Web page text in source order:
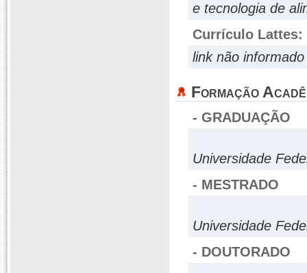
e tecnologia de
Currículo Lattes:
link não informado
Formação
- GRADUAÇÃO
Universidade
- MESTRADO
Universidade
- DOUTORADO